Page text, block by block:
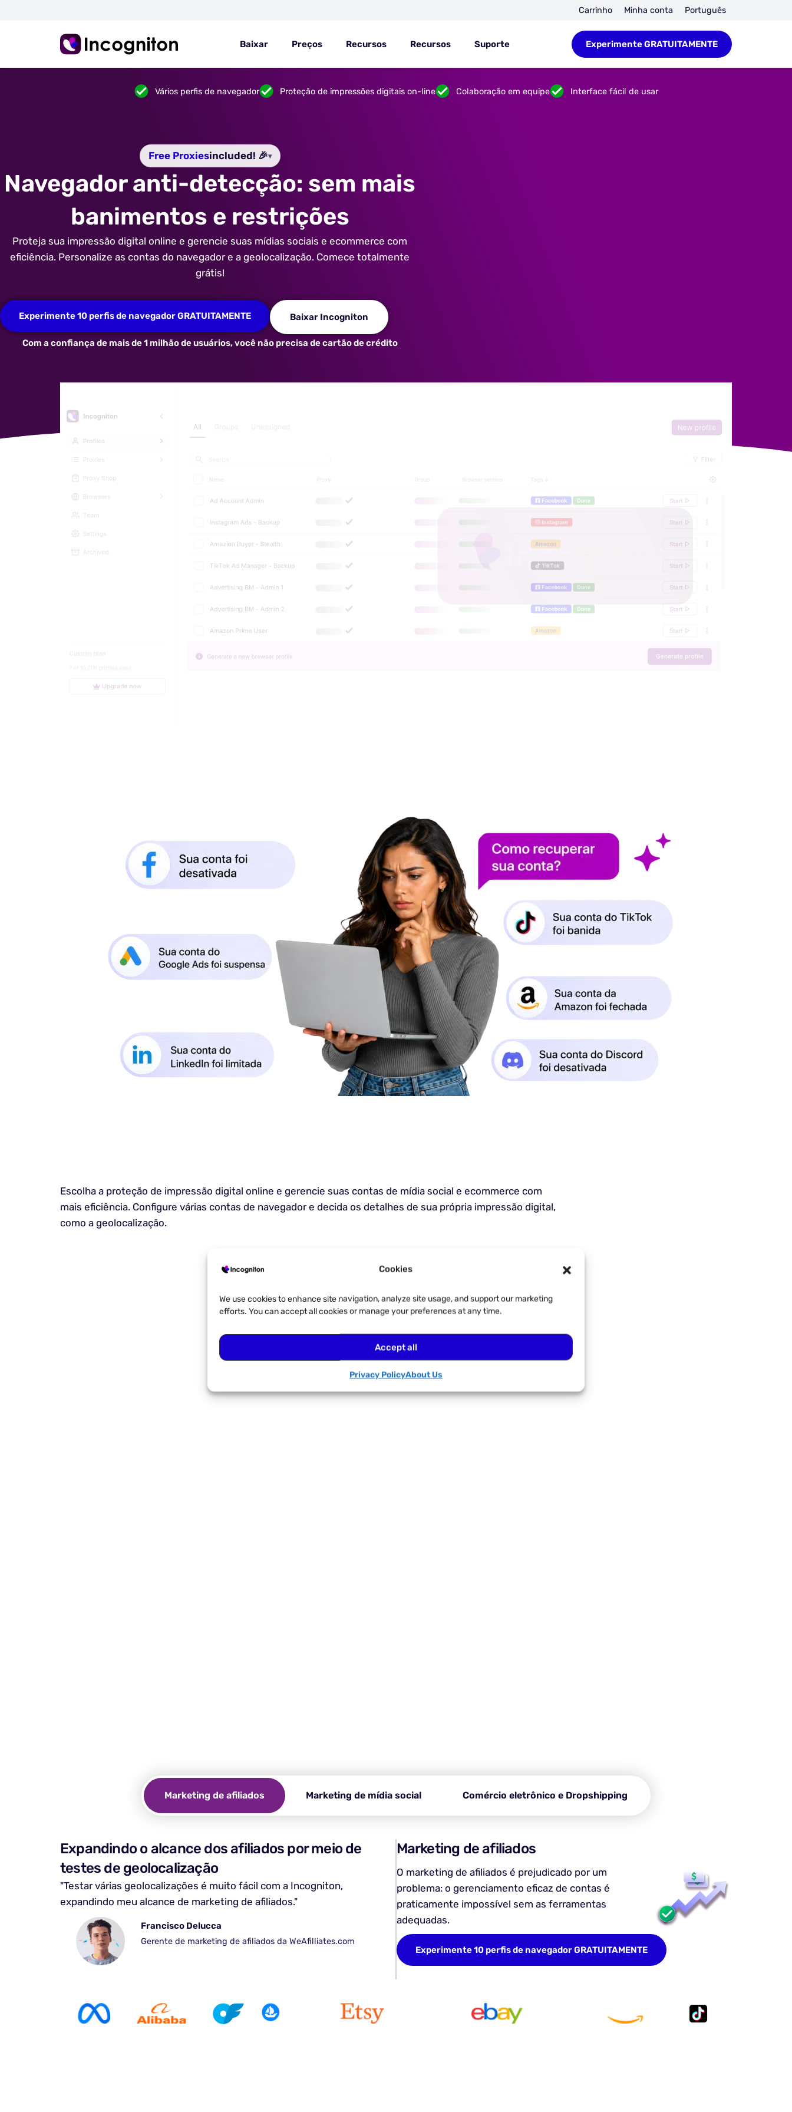
Cookies
We use cookies to enhance site navigation, analyze site usage, and support our marketing
efforts. You can accept all cookies or manage your preferences at any time.
Accept all
Privacy PolicyAbout Us
Carrinho Minha conta Português
Baixar Preços Recursos Recursos Suporte Experimente GRATUITAMENTE
Vários perfis de navegador Proteção de impressões digitais on-line Colaboração em equipe Interface fácil de usar
Free Proxiesincluded! 🎉▾
Navegador anti-detecção: sem mais
banimentos e restrições
Proteja sua impressão digital online e gerencie suas mídias sociais e ecommerce com
eficiência. Personalize as contas do navegador e a geolocalização. Comece totalmente
grátis!
Experimente 10 perfis de navegador GRATUITAMENTE Baixar Incogniton
Com a confiança de mais de 1 milhão de usuários, você não precisa de cartão de crédito
Escolha a proteção de impressão digital online e gerencie suas contas de mídia social e ecommerce com
mais eficiência. Configure várias contas de navegador e decida os detalhes de sua própria impressão digital,
como a geolocalização.
Marketing de afiliados Marketing de mídia social Comércio eletrônico e Dropshipping
Expandindo o alcance dos afiliados por meio de
testes de geolocalização
"Testar várias geolocalizações é muito fácil com a Incogniton,
expandindo meu alcance de marketing de afiliados."
Francisco Delucca
Gerente de marketing de afiliados da WeAfilliates.com
Marketing de afiliados
O marketing de afiliados é prejudicado por um
problema: o gerenciamento eficaz de contas é
praticamente impossível sem as ferramentas
adequadas.
Experimente 10 perfis de navegador GRATUITAMENTE